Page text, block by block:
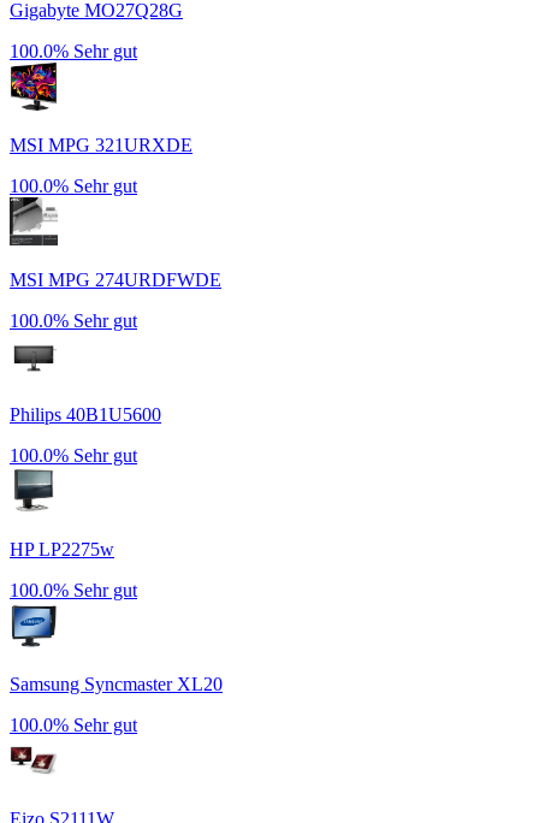
Gigabyte MO27Q28G
100.0% Sehr gut
MSI MPG 321URXDE
100.0% Sehr gut
MSI MPG 274URDFWDE
100.0% Sehr gut
Philips 40B1U5600
100.0% Sehr gut
HP LP2275w
100.0% Sehr gut
Samsung Syncmaster XL20
100.0% Sehr gut
Eizo S2111W